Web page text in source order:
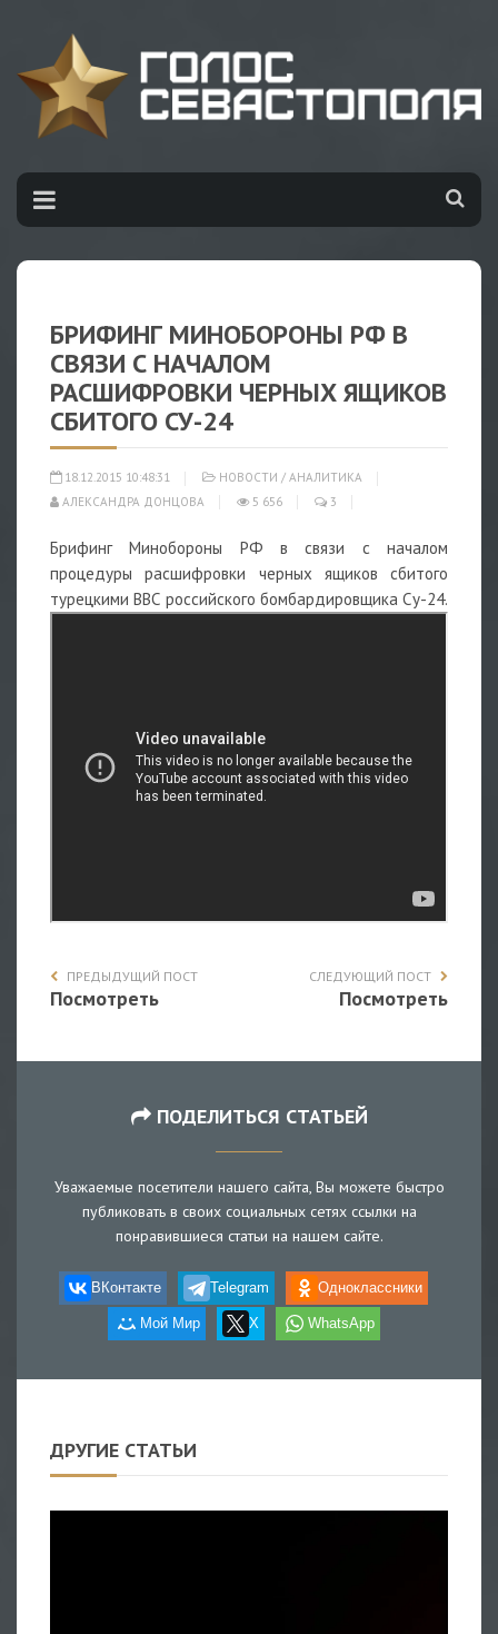
БРИФИНГ МИНОБОРОНЫ РФ В
СВЯЗИ С НАЧАЛОМ
РАСШИФРОВКИ ЧЕРНЫХ ЯЩИКОВ
СБИТОГО СУ-24
18.12.2015 10:48:31 НОВОСТИ / АНАЛИТИКА
АЛЕКСАНДРА ДОНЦОВА
5 656 3
Брифинг Минобороны РФ в связи с началом
процедуры расшифровки черных ящиков сбитого
турецкими ВВС российского бомбардировщика Су-24.
ПРЕДЫДУЩИЙ ПОСТ
Посмотреть
СЛЕДУЮЩИЙ ПОСТ
Посмотреть
ПОДЕЛИТЬСЯ СТАТЬЕЙ
Уважаемые посетители нашего сайта, Вы можете быстро
публиковать в своих социальных сетях ссылки на
понравившиеся статьи на нашем сайте.
ВКонтакте Telegram Одноклассники
Мой Мир X WhatsApp
ДРУГИЕ СТАТЬИ